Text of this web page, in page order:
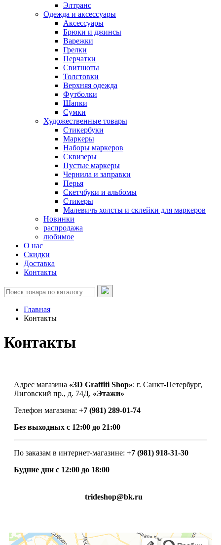
Элтранс
Одежда и аксессуары
Аксессуары
Брюки и джинсы
Варежки
Грелки
Перчатки
Свитшоты
Толстовки
Верхняя одежда
Футболки
Шапки
Сумки
Художественные товары
Стикербуки
Маркеры
Наборы маркеров
Сквизеры
Пустые маркеры
Чернила и заправки
Перья
Скетчбуки и альбомы
Стикеры
Малевичъ холсты и склейки для маркеров
Новинки
распродажа
любимое
О нас
Скидки
Доставка
Контакты
Главная
Контакты
Контакты
Адрес магазина «3D Graffiti Shop»: г. Санкт-Петербург,
Лиговский пр., д. 74Д, «Этажи»
Телефон магазина: +7 (981) 289-01-74
Без выходных с 12:00 до 21:00
По заказам в интернет-магазине: +7 (981) 918-31-30
Будние дни с 12:00 до 18:00
trideshop@bk.ru